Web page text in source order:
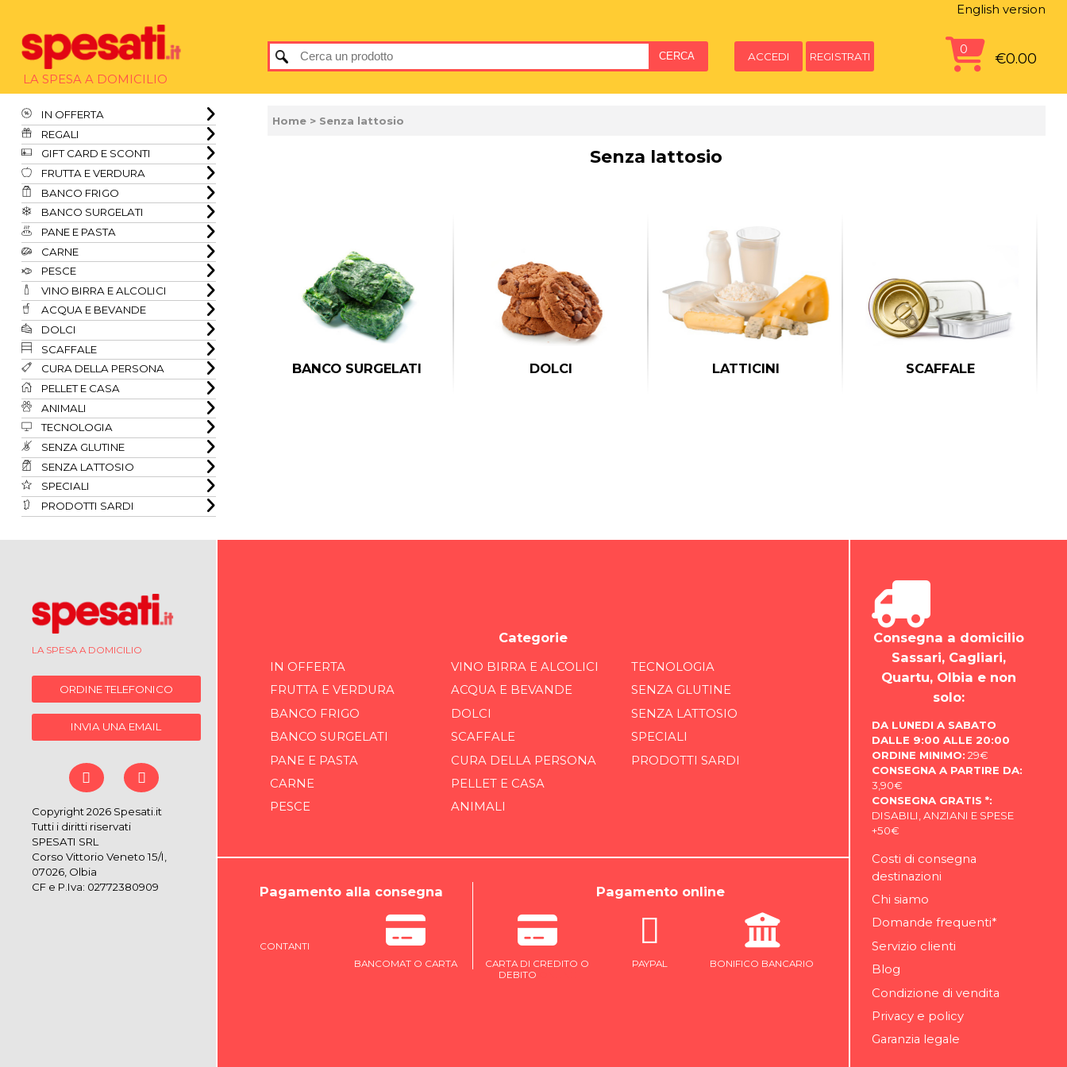
LA SPESA A DOMICILIO
English version
ACCEDI REGISTRATI
0
€0.00
IN OFFERTA
REGALI
GIFT CARD E SCONTI
FRUTTA E VERDURA
BANCO FRIGO
BANCO SURGELATI
PANE E PASTA
CARNE
PESCE
VINO BIRRA E ALCOLICI
ACQUA E BEVANDE
DOLCI
SCAFFALE
CURA DELLA PERSONA
PELLET E CASA
ANIMALI
TECNOLOGIA
SENZA GLUTINE
SENZA LATTOSIO
SPECIALI
PRODOTTI SARDI
Home > Senza lattosio
Senza lattosio
BANCO SURGELATI DOLCI LATTICINI SCAFFALE
LA SPESA A DOMICILIO
ORDINE TELEFONICO
INVIA UNA EMAIL
Copyright 2026 Spesati.it
Tutti i diritti riservati
SPESATI SRL
Corso Vittorio Veneto 15/I,
07026, Olbia
CF e P.Iva: 02772380909
Categorie
IN OFFERTA
FRUTTA E VERDURA
BANCO FRIGO
BANCO SURGELATI
PANE E PASTA
CARNE
PESCE
VINO BIRRA E ALCOLICI
ACQUA E BEVANDE
DOLCI
SCAFFALE
CURA DELLA PERSONA
PELLET E CASA
ANIMALI
TECNOLOGIA
SENZA GLUTINE
SENZA LATTOSIO
SPECIALI
PRODOTTI SARDI
Pagamento alla consegna
CONTANTI
BANCOMAT O CARTA
Pagamento online
CARTA DI CREDITO O
DEBITO
PAYPAL BONIFICO BANCARIO
Consegna a domicilio
Sassari, Cagliari,
Quartu, Olbia e non
solo:
DA LUNEDI A SABATO
DALLE 9:00 ALLE 20:00
ORDINE MINIMO: 29€
CONSEGNA A PARTIRE DA:
3,90€
CONSEGNA GRATIS *:
DISABILI, ANZIANI E SPESE
+50€
Costi di consegna
destinazioni
Chi siamo
Domande frequenti*
Servizio clienti
Blog
Condizione di vendita
Privacy e policy
Garanzia legale